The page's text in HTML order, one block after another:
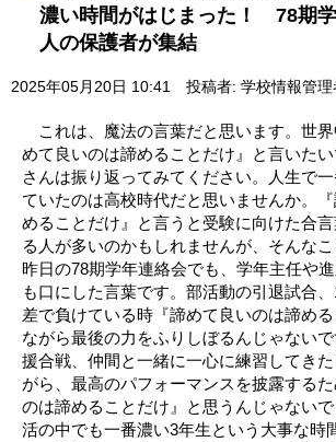
濃い時間がはじまった！ 78期
人の保護者が集結
2025年05月20日 10:41 投稿者: 学校情報管理
これは、魔法の言葉だと思います。世
めて良いのは諦めることだけ』と言いた
さんは振り返ってみてください。人生で
ていたのは高校時代だと思いませんか。
めることだけ』と言うと受験に向けた合
る人が多いのかもしれませんが、そんなこ
昨日の78期学年連絡会でも、学年主任や
も口にした言葉です。部活動の引退試合
差で負けている時 『諦めて良いのは諦め
ながら最後の力をふりしぼるんじゃない
援合戦、仲間と一緒に一心に練習してき
がら、最高のパフォーマンスを披露するた
のは諦めることだけ』と思うんじゃない
活の中でも一番濃い3年生という大事な時